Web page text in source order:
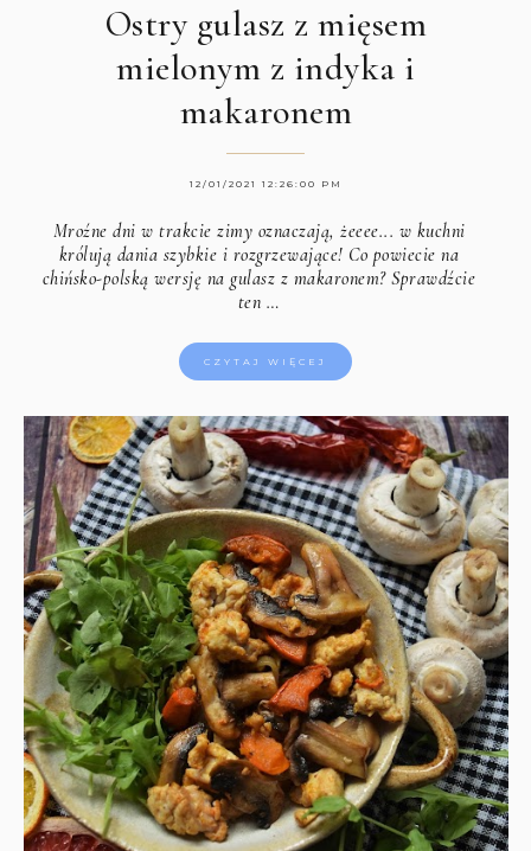
Ostry gulasz z mięsem
mielonym z indyka i
makaronem
12/01/2021 12:26:00 PM
Mroźne dni w trakcie zimy oznaczają, żeeee... w kuchni
królują dania szybkie i rozgrzewające! Co powiecie na
chińsko-polską wersję na gulasz z makaronem? Sprawdźcie
ten …
CZYTAJ WIĘCEJ